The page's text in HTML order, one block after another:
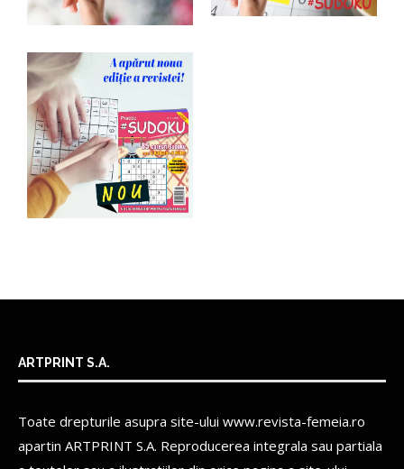
ARTPRINT S.A.
Toate drepturile asupra site-ului www.revista-femeia.ro
apartin ARTPRINT S.A. Reproducerea integrala sau partiala